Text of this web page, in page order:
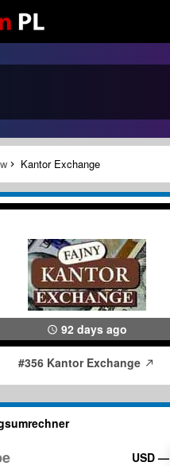
Kantor Exchange
92 days ago
#356 Kantor Exchange
USD —